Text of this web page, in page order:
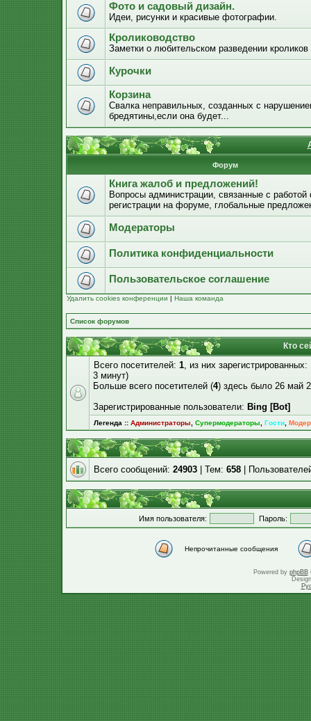
Фото и садовый дизайн.
Идеи, рисунки и красивые фотографии.
Кролиководство
Заметки о любительском разведении кроликов
Курочки
Корзина
Свалка неправильных, созданных с
бредятины,если она будет...
Форум
Книга жалоб и предложений!
Вопросы администрации, связанные с
регистрации на форуме, глобальные
Модераторы
Политика конфиденциальности
Пользовательское соглашение
Удалить cookies конференции | Наша команда
Список форумов
Кто
Всего посетителей: 1, из них
3 минут)
Больше всего посетителей (4) здесь было 26 май
Зарегистрированные пользователи: Bing [Bot]
Легенда :: Администраторы Супермодераторы Гости
Всего сообщений: 24903 | Тем: 658 |
Имя пользователя: Пароль:
Непрочитанные сообщения
Powered by phpBB